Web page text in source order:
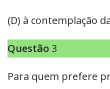
(D) à contemplação
Questão 3
Para quem prefere